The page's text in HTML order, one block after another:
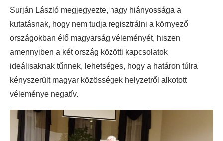
Surján László megjegyezte, nagy hiányossága a
kutatásnak, hogy nem tudja regisztrálni a környező
országokban élő magyarság véleményét, hiszen
amennyiben a két ország közötti kapcsolatok
ideálisaknak tűnnek, lehetséges, hogy a határon túlra
kényszerült magyar közösségek helyzetről alkotott
véleménye negatív.